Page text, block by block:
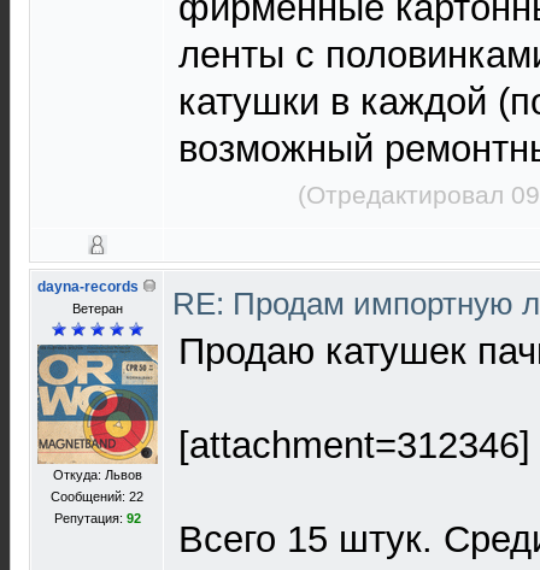
ленты с
катушки в каждой
возможный
(Отредактировал
dayna-records
Ветеран
Откуда: Львов
Сообщений: 22
Репутация: 92
RE: Продам импортную
Продаю катушек
Всего 15 штук.